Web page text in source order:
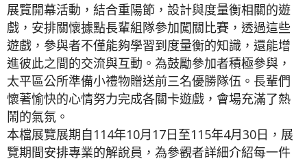
展覽開幕活動，結合重陽節，設計與度量衡相關的遊
戲，安排關懷據點長輩組隊參加闖關比賽，透過這些
遊戲，參與者不僅能夠學習到度量衡的知識，還能增
進彼此之間的交流與互動。為鼓勵參加者積極參與，
太平區公所準備小禮物贈送前三名優勝隊伍。長輩們
懷著愉快的心情努力完成各關卡遊戲，會場充滿了熱
鬧的氣氛。
本檔展覽展期自114年10月17日至115年4月30日，展
覽期間安排專業的解說員，為參觀者詳細介紹每一件